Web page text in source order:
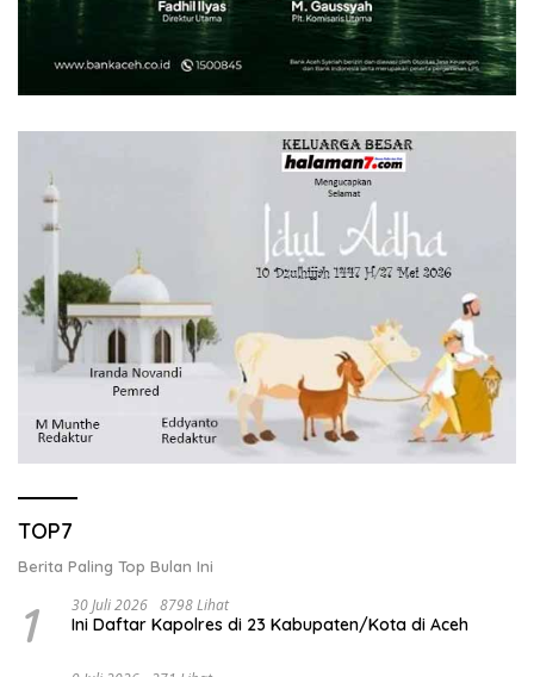
TOP7
Berita Paling Top Bulan Ini
1 30 Juli 2026 8798 Lihat
Ini Daftar Kapolres di 23 Kabupaten/Kota di Aceh